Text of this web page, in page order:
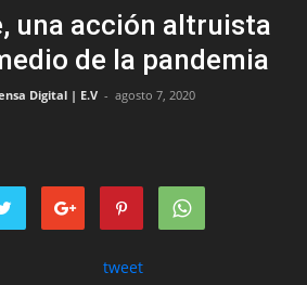
una acción altruista
de la pandemia
Digital | E.V - agosto 7, 2020
tweet